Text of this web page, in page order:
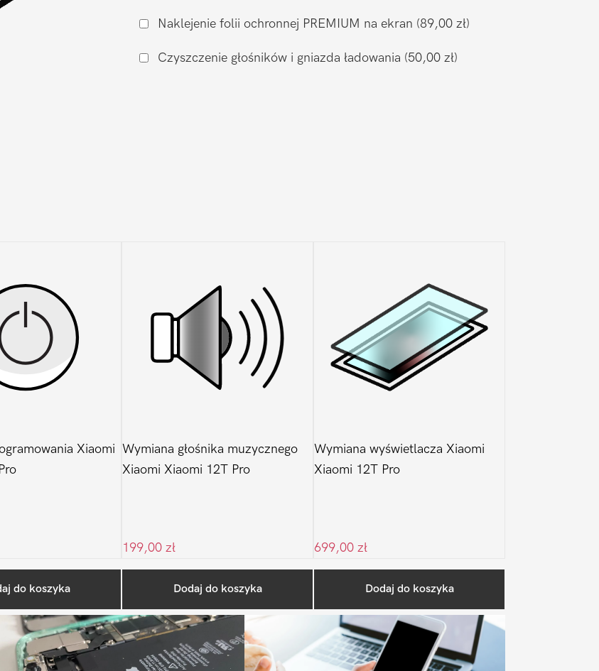
XiaomiNaklejenie folii ochronnej PREMIUM na ekran (89,00 zł)
Czyszczenie głośników i gniazda ładowania (50,00 zł)
Xiaomi
do koszyka
Wymiana głośnika muzycznego
Xiaomi Xiaomi 12T Pro
199,00 zł
Dodaj do koszyka
Wymiana wyświetlacza Xiaomi
Xiaomi 12T Pro
699,00 zł
Dodaj do koszyka
Sidebar
Ostatnio na blogu